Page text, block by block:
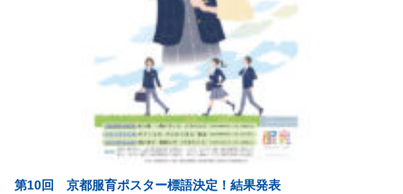
第10回 京都服育ポスター標語決定！結果発表